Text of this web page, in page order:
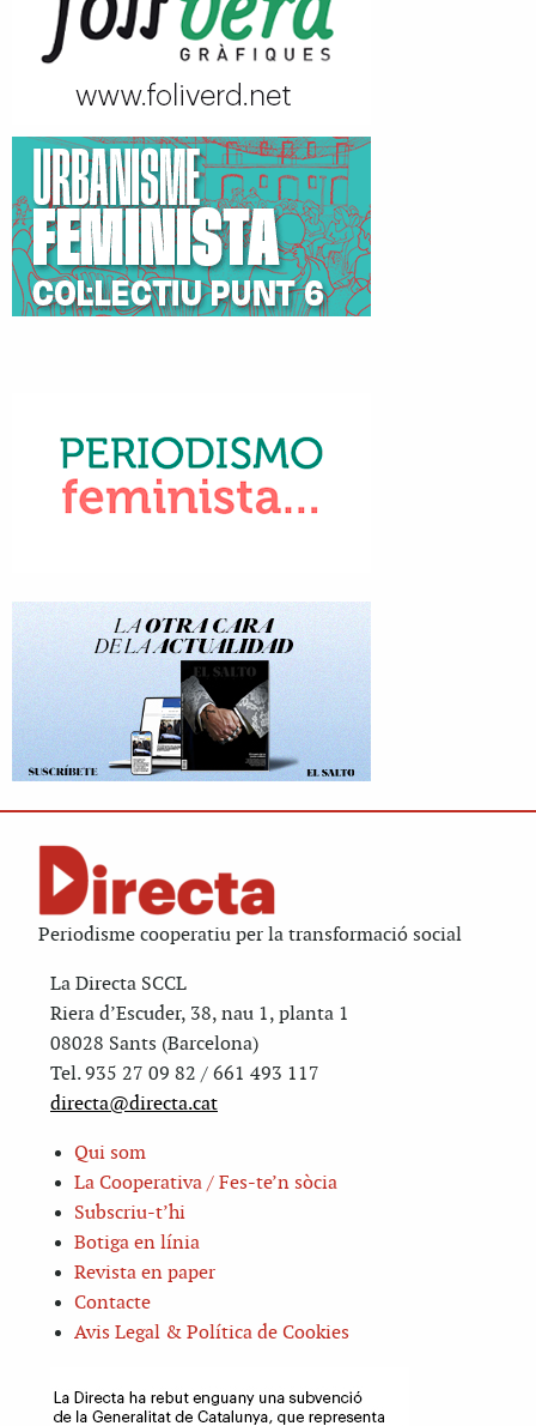
Periodisme cooperatiu per la transformació social
La Directa SCCL
Riera d’Escuder, 38, nau 1, planta 1
08028 Sants (Barcelona)
Tel. 935 27 09 82 / 661 493 117
directa@directa.cat
Qui som
La Cooperativa / Fes-te’n sòcia
Subscriu-t’hi
Botiga en línia
Revista en paper
Contacte
Avis Legal & Política de Cookies